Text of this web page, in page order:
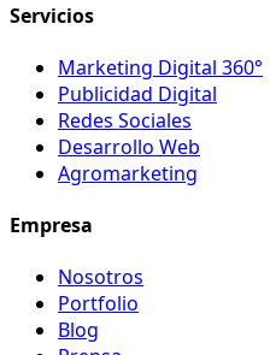
Servicios
Marketing Digital 360°
Publicidad Digital
Redes Sociales
Desarrollo Web
Agromarketing
Empresa
Nosotros
Portfolio
Blog